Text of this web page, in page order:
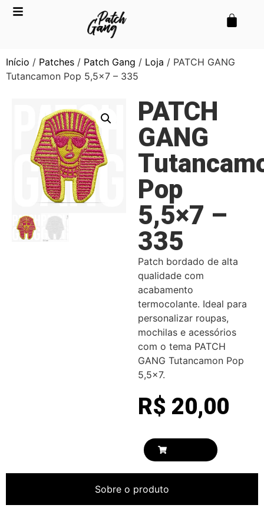
Início / Patches / Patch Gang / Loja / PATCH GANG
Tutancamon Pop 5,5×7 – 335
PATCH
GANG
Pop
5,5×7 –
335
Patch bordado de alta
qualidade com
acabamento
termocolante. Ideal para
personalizar roupas,
mochilas e acessórios
com o tema PATCH
GANG Tutancamon Pop
5,5×7.
R$ 20,00
Sobre o produto